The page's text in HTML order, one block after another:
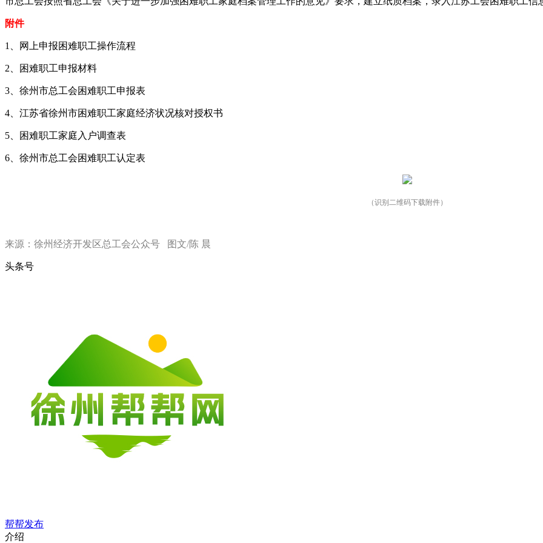
附件
1、网上申报困难职工操作流程
2、困难职工申报材料
3、徐州市总工会困难职工申报表
4、江苏省徐州市困难职工家庭经济状况核对授权书
5、困难职工家庭入户调查表
6、徐州市总工会困难职工认定表
（识别二维码下载附件）
来源：徐州经济开发区总工会公众号 图文/陈 晨
头条号
帮帮发布
介绍